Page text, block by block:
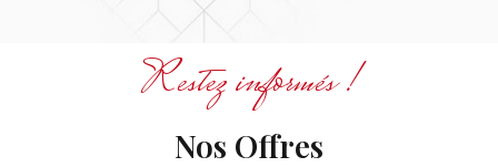
Restez informés !
Nos Offres